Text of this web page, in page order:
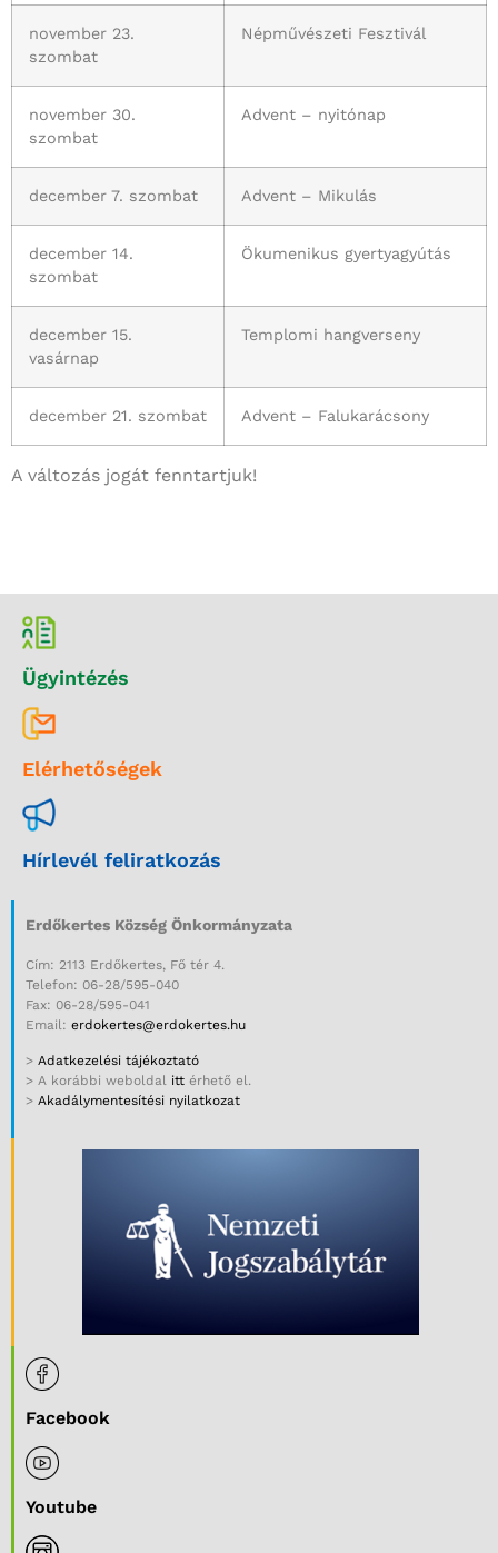
november 23.
szombat
Népművészeti Fesztivál
november 30.
szombat
Advent – nyitónap
december 7. szombat Advent – Mikulás
december 14.
szombat
Ökumenikus gyertyagyútás
december 15.
vasárnap
Templomi hangverseny
december 21. szombat Advent – Falukarácsony
A változás jogát fenntartjuk!
Ügyintézés
Elérhetőségek
Hírlevél feliratkozás
Erdőkertes Község Önkormányzata
Cím: 2113 Erdőkertes, Fő tér 4.
Telefon: 06-28/595-040
Fax: 06-28/595-041
Email: erdokertes@erdokertes.hu
> Adatkezelési tájékoztató
> A korábbi weboldal itt érhető el.
> Akadálymentesítési nyilatkozat
Facebook
Youtube